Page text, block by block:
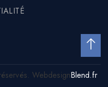
WebdesignBlend.fr